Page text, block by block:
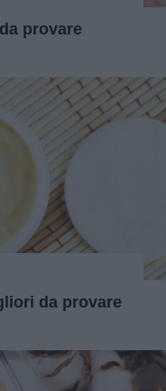
provare
da provare